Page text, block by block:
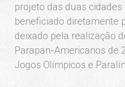
projeto das duas cidades
beneficiado diretamente
deixado pela realização
Parapan-Americanos de
Jogos Olímpicos e